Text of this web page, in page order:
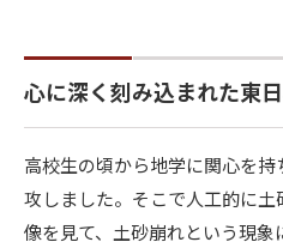
心に深く刻み込まれた東
高校生の頃から地学に関心を
攻しました。そこで人工的に
像を見て、土砂崩れという現